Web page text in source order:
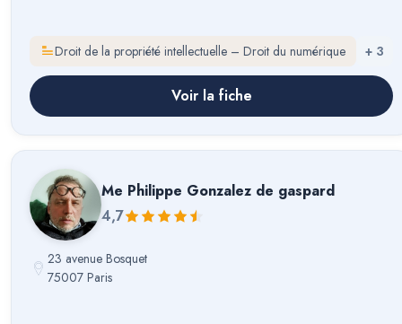
Droit de la propriété intellectuelle – Droit du numérique + 3
Voir la fiche
Me Philippe Gonzalez de gaspard
4,7
23 avenue Bosquet
75007 Paris